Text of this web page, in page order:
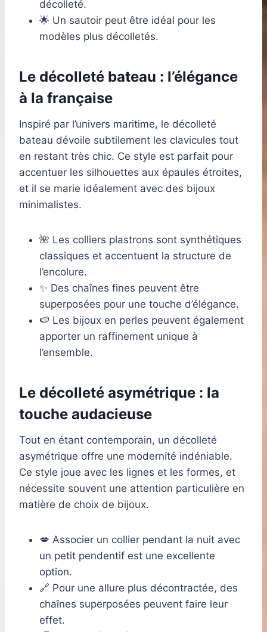
décolleté.
🌟 Un sautoir peut être idéal pour les
modèles plus décolletés.
Le décolleté bateau : l’élégance
à la française
Inspiré par l’univers maritime, le décolleté
bateau dévoile subtilement les clavicules tout
en restant très chic. Ce style est parfait pour
accentuer les silhouettes aux épaules étroites,
et il se marie idéalement avec des bijoux
minimalistes.
🌺 Les colliers plastrons sont synthétiques
classiques et accentuent la structure de
l’encolure.
✨ Des chaînes fines peuvent être
superposées pour une touche d’élégance.
🍉 Les bijoux en perles peuvent également
apporter un raffinement unique à
l’ensemble.
Le décolleté asymétrique : la
touche audacieuse
Tout en étant contemporain, un décolleté
asymétrique offre une modernité indéniable.
Ce style joue avec les lignes et les formes, et
nécessite souvent une attention particulière en
matière de choix de bijoux.
💋 Associer un collier pendant la nuit avec
un petit pendentif est une excellente
option.
🔗 Pour une allure plus décontractée, des
chaînes superposées peuvent faire leur
effet.